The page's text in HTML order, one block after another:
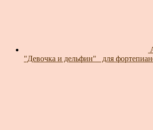
"Девочка и дельфин"_ для